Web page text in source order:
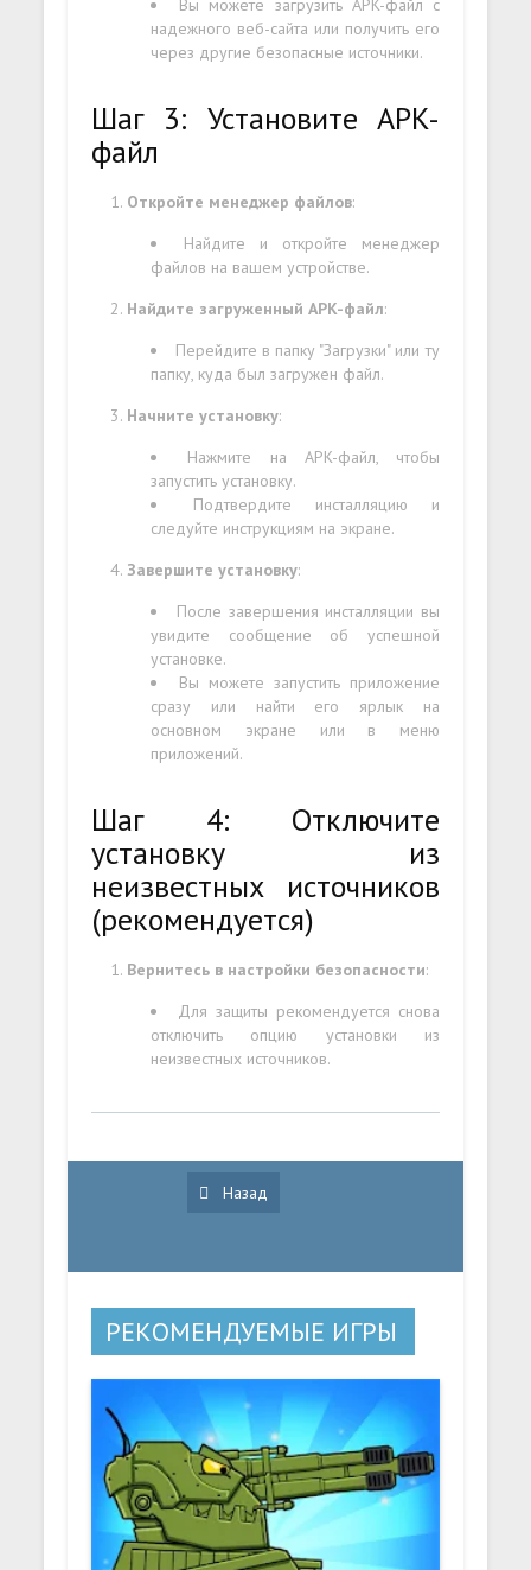
Вы можете загрузить APK-файл с
надежного веб-сайта или получить его
через другие безопасные источники.
Шаг 3: Установите APK-
файл
Откройте менеджер файлов:
Найдите и откройте менеджер
файлов на вашем устройстве.
Найдите загруженный APK-файл:
Перейдите в папку "Загрузки" или ту
папку, куда был загружен файл.
Начните установку:
Нажмите на APK-файл, чтобы
запустить установку.
Подтвердите инсталляцию и
следуйте инструкциям на экране.
Завершите установку:
После завершения инсталляции вы
увидите сообщение об успешной
установке.
Вы можете запустить приложение
сразу или найти его ярлык на
основном экране или в меню
приложений.
Шаг 4: Отключите
установку из
неизвестных источников
(рекомендуется)
Вернитесь в настройки безопасности:
Для защиты рекомендуется снова
отключить опцию установки из
неизвестных источников.
Назад
РЕКОМЕНДУЕМЫЕ ИГРЫ